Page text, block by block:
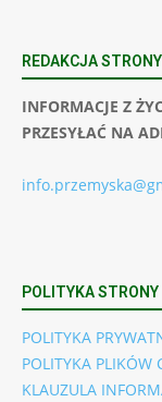
REDAKCJA STRONY
INFORMACJE Z
PRZESYŁAĆ NA
POLITYKA STRONY
POLITYKA
POLITYKA PLIKÓW
KLAUZULA